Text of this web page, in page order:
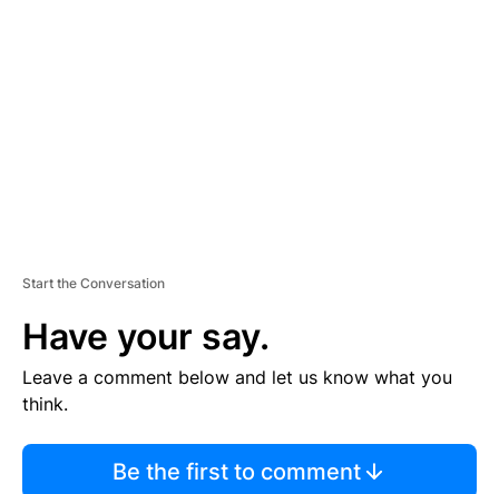
Start the Conversation
Have your say.
Leave a comment below and let us know what you
think.
Be the first to comment